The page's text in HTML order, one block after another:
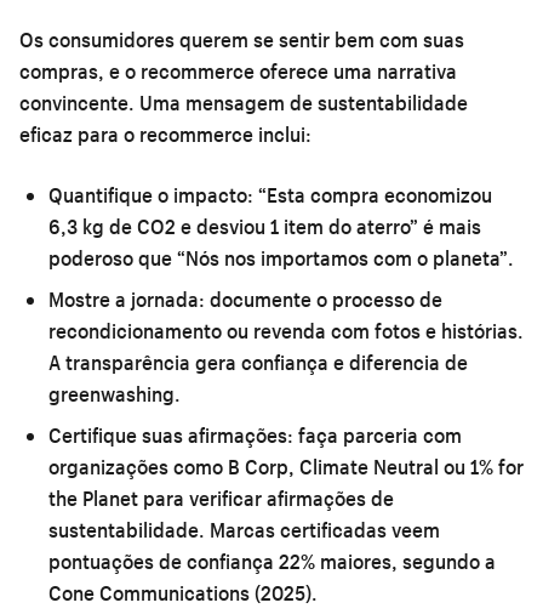
Os consumidores querem se sentir bem com suas
compras, e o recommerce oferece uma narrativa
convincente. Uma mensagem de sustentabilidade
eficaz para o recommerce inclui:
Quantifique o impacto: “Esta compra economizou
6,3 kg de CO2 e desviou 1 item do aterro” é mais
poderoso que “Nós nos importamos com o planeta”.
Mostre a jornada: documente o processo de
recondicionamento ou revenda com fotos e histórias.
A transparência gera confiança e diferencia de
greenwashing.
Certifique suas afirmações: faça parceria com
organizações como B Corp, Climate Neutral ou 1% for
the Planet para verificar afirmações de
sustentabilidade. Marcas certificadas veem
pontuações de confiança 22% maiores, segundo a
Cone Communications (2025).